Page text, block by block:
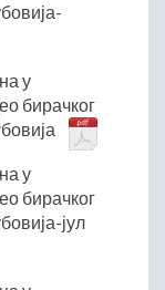
у
бирачког
у
бирачког
јул